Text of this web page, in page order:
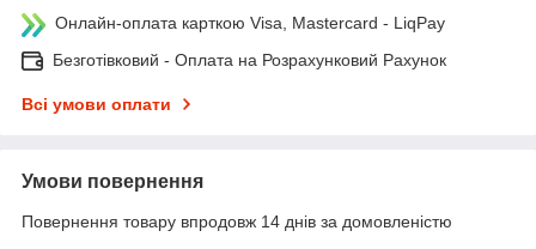
Онлайн-оплата карткою Visa, Mastercard - LiqPay
Безготівковий - Оплата на Розрахунковий Рахунок
Всі умови оплати
Умови повернення
Повернення товару впродовж 14 днів за домовленістю